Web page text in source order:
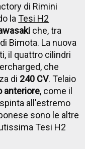
di Rimini
laTesi H2
che, tra
Bimota. La nuova
il quattro cilindri
che
di 240 CV. Telaio
anteriore, come il
all'estremo
sono le altre
Tesi H2